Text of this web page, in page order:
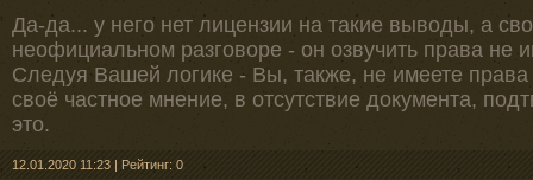
Да-да... у него нет лицензии на такие выводы, а
неофициальном разговоре - он озвучить права не
Следуя Вашей логике - Вы, также, не имеете права
своё частное мнение, в отсутствие документа,
это.
12.01.2020 11:23 | Рейтинг: 0